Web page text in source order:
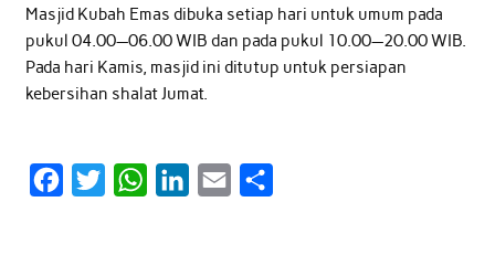
Masjid Kubah Emas dibuka setiap hari untuk umum pada
pukul 04.00—06.00 WIB dan pada pukul 10.00—20.00 WIB.
Pada hari Kamis, masjid ini ditutup untuk persiapan
kebersihan shalat Jumat.
W